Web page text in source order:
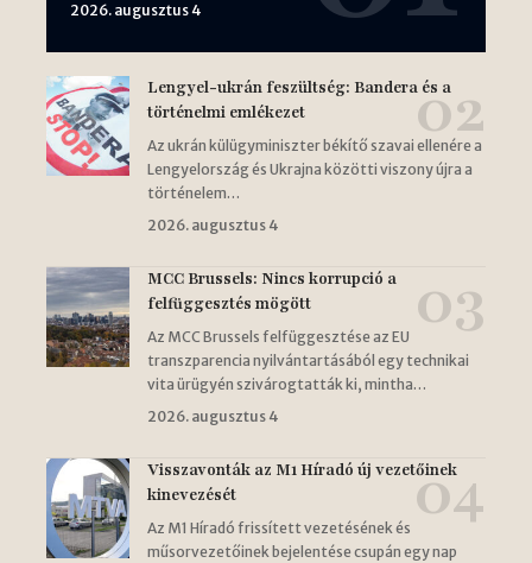
2026. augusztus 4
Lengyel-ukrán feszültség: Bandera és a
történelmi emlékezet
Az ukrán külügyminiszter békítő szavai ellenére a
Lengyelország és Ukrajna közötti viszony újra a
történelem…
2026. augusztus 4
MCC Brussels: Nincs korrupció a
felfüggesztés mögött
Az MCC Brussels felfüggesztése az EU
transzparencia nyilvántartásából egy technikai
vita ürügyén szivárogtatták ki, mintha…
2026. augusztus 4
Visszavonták az M1 Híradó új vezetőinek
kinevezését
Az M1 Híradó frissített vezetésének és
műsorvezetőinek bejelentése csupán egy nap